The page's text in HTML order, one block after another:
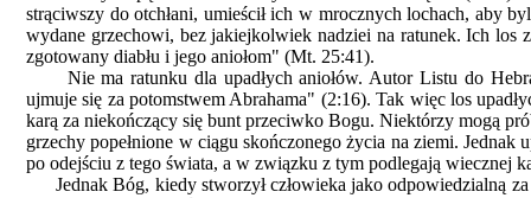
strąciwszy do otchłani, umieścił ich w mrocznych lochach, aby
wydane grzechowi, bez jakiejkolwiek nadziei na ratunek. Ich los
zgotowany diabłu i jego aniołom" (Mt. 25:41).
Nie ma ratunku dla upadłych aniołów. Autor Listu do
ujmuje się za potomstwem Abrahama" (2:16). Tak więc los
karą za niekończący się bunt przeciwko Bogu. Niektórzy mogą
grzechy popełnione w ciągu skończonego życia na ziemi.
po odejściu z tego świata, a w związku z tym podlegają wiecznej
Jednak Bóg, kiedy stworzył człowieka jako odpowiedzialną